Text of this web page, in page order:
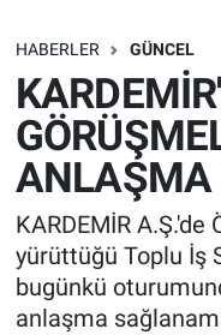
HABERLER GÜNCEL
ANLAŞMA
KARDEMİR A.Ş.'de
yürüttüğü Toplu İş
bugünkü
anlaşma